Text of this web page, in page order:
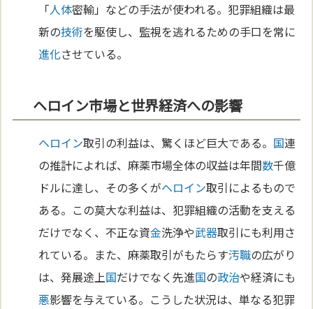
「人体密輸」などの手法が使われる。犯罪組織は最
新の技術を駆使し、監視を逃れるための手口を常に
進化させている。
ヘロイン市場と世界経済への影響
ヘロイン取引の利益は、驚くほど巨大である。 国連
の推計によれば、麻薬市場全体の収益は年間数千億
ドルに達し、その多くがヘロイン取引によるもので
ある。この莫大な利益は、犯罪組織の活動を支える
だけでなく、不正な資金洗浄や武器取引にも利用さ
れている。また、麻薬取引がもたらす汚職の広がり
は、発展途上国だけでなく先進国の政治や経済にも
悪影響を与えている。こうした状況は、単なる犯罪